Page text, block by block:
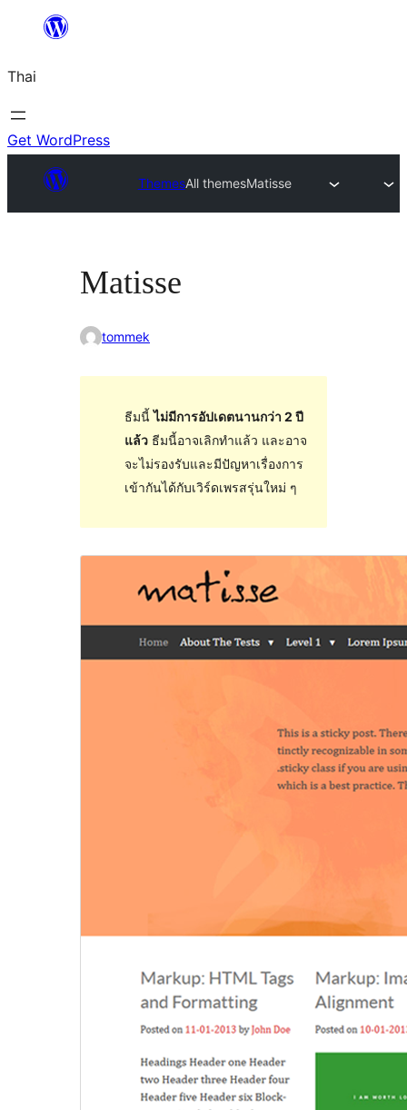
ยัง
เนื้อหา
Thai
Get WordPress
ThemesAll themesMatisse
Matisse
tommek
ธีมนี้ไม่มีการอัปเดตนานกว่า 2 ปี
แล้วธีมนี้อาจเลิกทำแล้ว และอาจ
จะไม่รองรับและมีปัญหาเรื่องการ
เข้ากันได้กับเวิร์ดเพรสรุ่นใหม่ ๆ